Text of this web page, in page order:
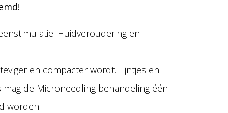
Huidveroudering en
en compacter wordt. Lijntjes en
de Microneedling behandeling één
worden.